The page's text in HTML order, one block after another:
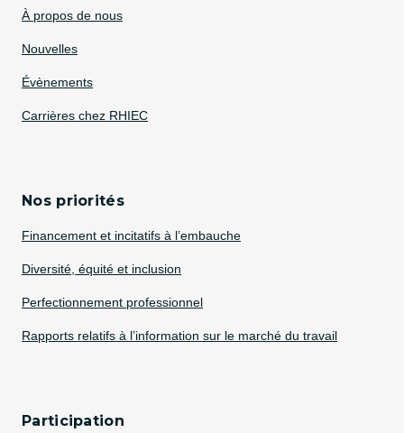
À propos de nous
Nouvelles
Évènements
Carrières chez RHIEC
Nos priorités
Financement et incitatifs à l’embauche
Diversité, équité et inclusion
Perfectionnement professionnel
Rapports relatifs à l’information sur le marché du travail
Participation